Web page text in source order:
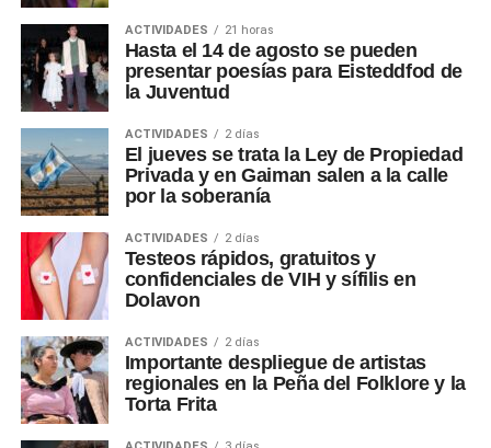
ACTIVIDADES 21 horas
Hasta el 14 de agosto se pueden
presentar poesías para Eisteddfod de
la Juventud
ACTIVIDADES 2 días
El jueves se trata la Ley de Propiedad
Privada y en Gaiman salen a la calle
por la soberanía
ACTIVIDADES 2 días
Testeos rápidos, gratuitos y
confidenciales de VIH y sífilis en
Dolavon
ACTIVIDADES 2 días
Importante despliegue de artistas
regionales en la Peña del Folklore y la
Torta Frita